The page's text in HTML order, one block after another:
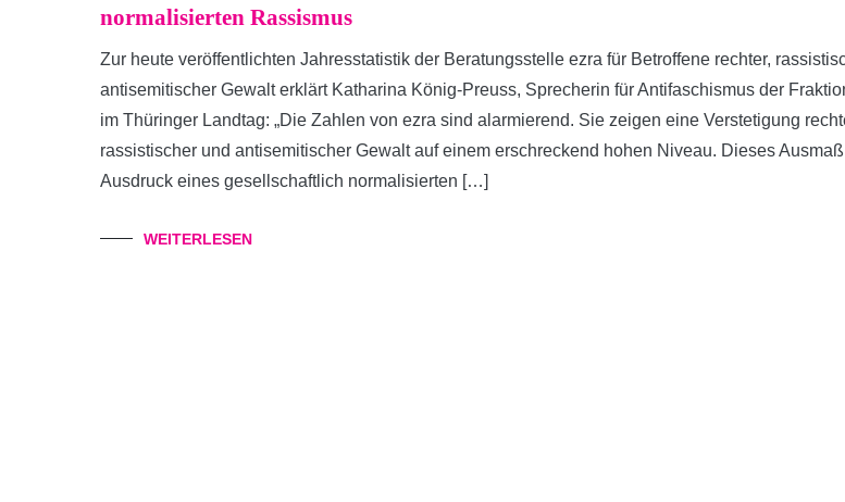
normalisierten Rassismus
Zur heute veröffentlichten Jahresstatistik der Beratungsstelle ezra für Betroffene rechter,
antisemitischer Gewalt erklärt Katharina König-Preuss, Sprecherin für Antifaschismus der
im Thüringer Landtag: „Die Zahlen von ezra sind alarmierend. Sie zeigen eine Verstetigung
rassistischer und antisemitischer Gewalt auf einem erschreckend hohen Niveau. Dieses
Ausdruck eines gesellschaftlich normalisierten […]
WEITERLESEN